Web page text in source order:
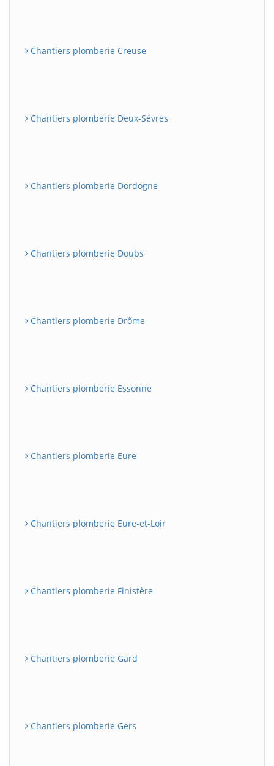
Chantiers plomberie Creuse
Chantiers plomberie Deux-Sèvres
Chantiers plomberie Dordogne
Chantiers plomberie Doubs
Chantiers plomberie Drôme
Chantiers plomberie Essonne
Chantiers plomberie Eure
Chantiers plomberie Eure-et-Loir
Chantiers plomberie Finistère
Chantiers plomberie Gard
Chantiers plomberie Gers